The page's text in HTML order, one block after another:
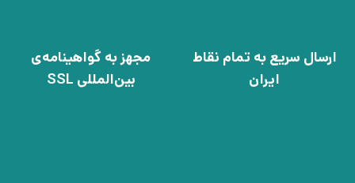
ارسال سریع به تمام نقاط
ایران
مجهز به گواهینامه‌ی
بین‌المللی SSL